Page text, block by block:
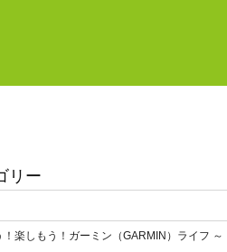
リー
！楽しもう！ガーミン（GARMIN）ライフ ～